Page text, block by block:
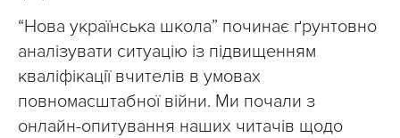
“Нова українська школа” починає ґрунтовно
аналізувати ситуацію із підвищенням
кваліфікації вчителів в умовах
повномасштабної війни. Ми почали з
онлайн-опитування наших читачів щодо